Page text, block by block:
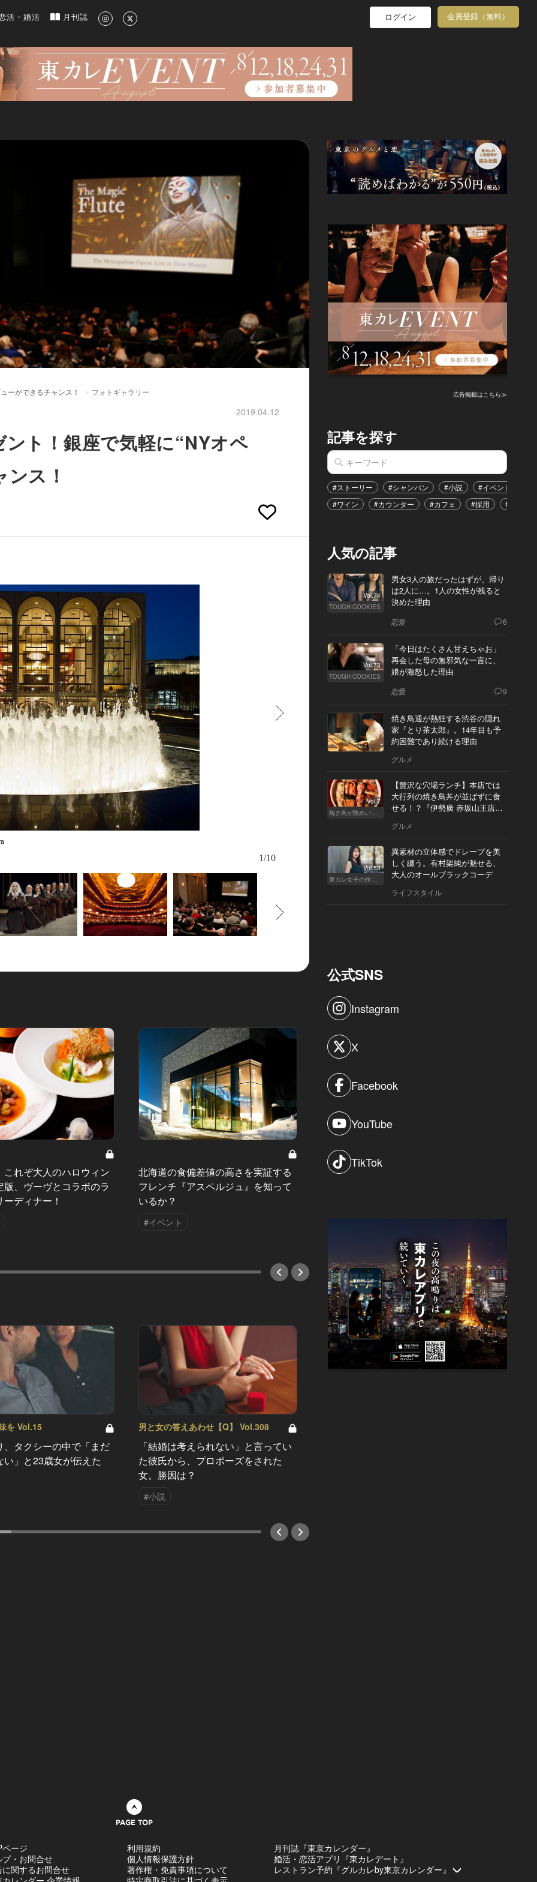
ルメ、洗練されたライフスタイル情報
活・婚活 月刊誌 ログイン 会員登録（無料）
ーができるチャンス！ フォトギャラリー
2019.04.12
ト！銀座で気軽に“NYオペ
ス！
1/10
これぞ大人のハロウィン
版、ヴーヴとコラボのラ
ディナー！
北海道の食偏差値の高さを実証する
フレンチ『アスペルジュ』を知って
いるか？
#イベント
Thanks Mama！今年こそは連れて行
#イベント
を Vol.15
、タクシーの中で「まだ
い」と23歳女が伝えた
男と女の答えあわせ【Q】 Vol.308
「結婚は考えられない」と言ってい
た彼氏から、プロポーズをされた
女。勝因は？
#小説
広告掲載はこちら≫
記事を探す
#ストーリー #シャンパン #小説 #イベント
#ワイン
#カウンター #カフェ #採用 #恋愛
人気の記事
Vol.74
TOUGH COOKIES
男女3人の旅だったはずが、帰り
は2人に…。1人の女性が残ると
決めた理由
恋愛 6
Vol.73
TOUGH COOKIES
「今日はたくさん甘えちゃお」
再会した母の無邪気な一言に、
娘が激怒した理由
恋愛 9
焼き鳥通が熱狂する渋谷の隠れ
家『とり茶太郎』。14年目も予
約困難であり続ける理由
グルメ
Vol.7
焼き鳥が艶めいてきた
【贅沢な穴場ランチ】本店では
大行列の焼き鳥丼が並ばずに食
せる！？『伊勢廣 赤坂山王店』
グルメ
Vol.53
東カレ女子の作り方
異素材の立体感でドレープを美
しく纏う。有村架純が魅せる、
大人のオールブラックコーデ
ライフスタイル
公式SNS
Instagram
X
Facebook
YouTube
TikTok
ページ
プ・お問合せ
に関するお問合せ
利用規約
個人情報保護方針
著作権・免責事項について
月刊誌『東京カレンダー』
婚活・恋活アプリ『東カレデート』
レストラン予約『グルカレby東京カレンダー』